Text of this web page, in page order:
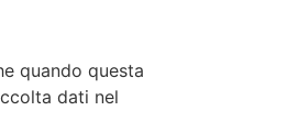
quando questa
dati nel